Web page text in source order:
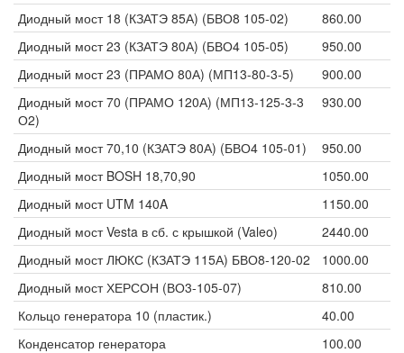
Диодный мост 18 (КЗАТЭ 85А) (БВО8 105-02)
860.00
Диодный мост 23 (КЗАТЭ 80А) (БВО4 105-05)
950.00
Диодный мост 23 (ПРАМО 80А) (МП13-80-3-5)
900.00
Диодный мост 70 (ПРАМО 120А) (МП13-125-3-3
О2)
930.00
Диодный мост 70,10 (КЗАТЭ 80А) (БВО4 105-01)
950.00
Диодный мост BOSH 18,70,90
1050.00
Диодный мост UTM 140A
1150.00
Диодный мост Vesta в сб. с крышкой (Valeo)
2440.00
Диодный мост ЛЮКС (КЗАТЭ 115А) БВО8-120-02
1000.00
Диодный мост ХЕРСОН (ВО3-105-07)
810.00
Кольцо генератора 10 (пластик.)
40.00
Конденсатор генератора
100.00